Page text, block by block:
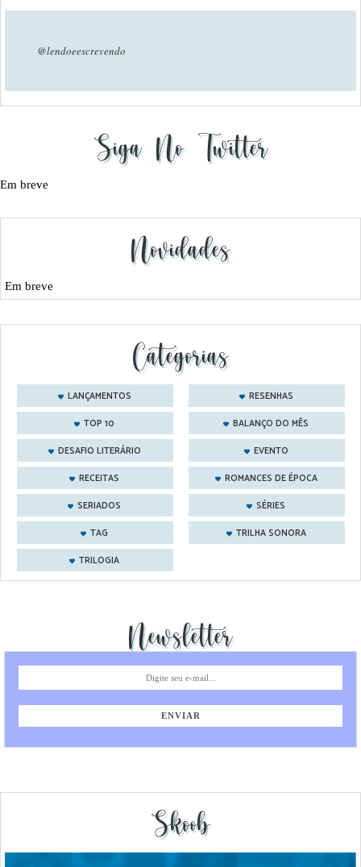
@lendoeescrevendo
Siga No Twitter
Em breve
Novidades
Em breve
Categorias
LANÇAMENTOS
RESENHAS
TOP 10
BALANÇO DO MÊS
DESAFIO LITERÁRIO
EVENTO
RECEITAS
ROMANCES DE ÉPOCA
SERIADOS
SÉRIES
TAG
TRILHA SONORA
TRILOGIA
Newsletter
Skoob